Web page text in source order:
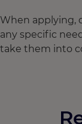
When applying,
any specific
take them into